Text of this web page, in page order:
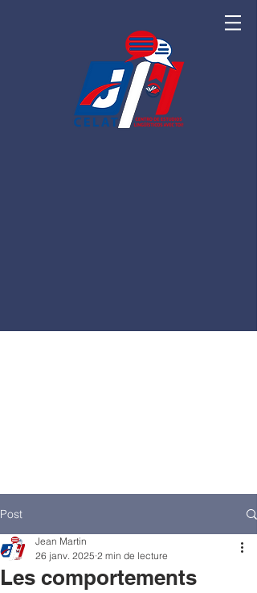
Post
Les comportements
Jean Martin
26 janv. 2025 2 min de lecture